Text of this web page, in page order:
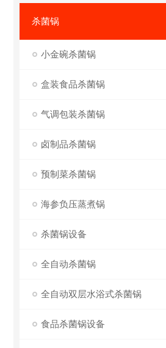
杀菌锅
小金碗杀菌锅
盒装食品杀菌锅
气调包装杀菌锅
卤制品杀菌锅
预制菜杀菌锅
海参负压蒸煮锅
杀菌锅设备
全自动杀菌锅
全自动双层水浴式杀菌锅
食品杀菌锅设备